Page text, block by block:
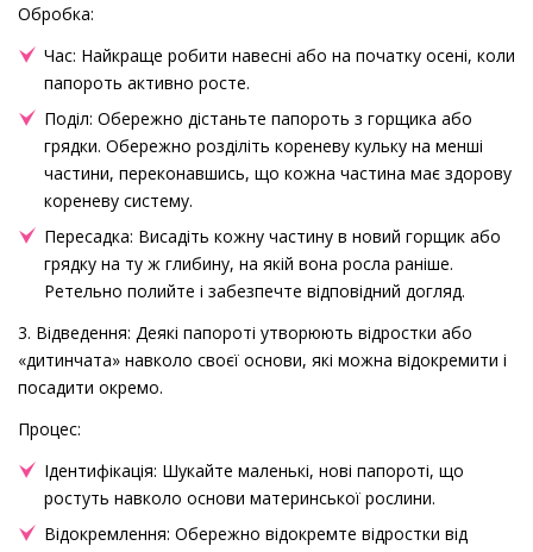
Обробка:
Час: Найкраще робити навесні або на початку осені, коли
папороть активно росте.
Поділ: Обережно дістаньте папороть з горщика або
грядки. Обережно розділіть кореневу кульку на менші
частини, переконавшись, що кожна частина має здорову
кореневу систему.
Пересадка: Висадіть кожну частину в новий горщик або
грядку на ту ж глибину, на якій вона росла раніше.
Ретельно полийте і забезпечте відповідний догляд.
3. Відведення: Деякі папороті утворюють відростки або
«дитинчата» навколо своєї основи, які можна відокремити і
посадити окремо.
Процес:
Ідентифікація: Шукайте маленькі, нові папороті, що
ростуть навколо основи материнської рослини.
Відокремлення: Обережно відокремте відростки від